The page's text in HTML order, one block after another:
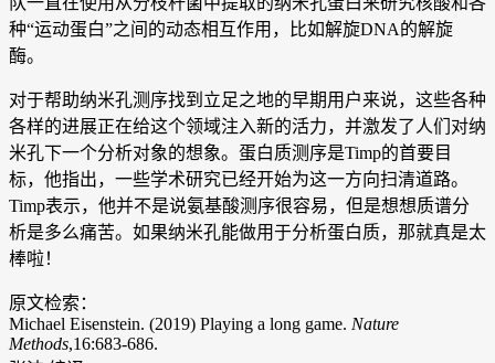
种“运动蛋白”之间的动态相互作用，比如解旋DNA的解旋
酶。
对于帮助纳米孔测序找到立足之地的早期用户来说，这些各种
各样的进展正在给这个领域注入新的活力，并激发了人们对纳
米孔下一个分析对象的想象。蛋白质测序是Timp的首要目
标，他指出，一些学术研究已经开始为这一方向扫清道路。
Timp表示，他并不是说氨基酸测序很容易，但是想想质谱分
析是多么痛苦。如果纳米孔能做用于分析蛋白质，那就真是太
棒啦！
原文检索：
Michael Eisenstein. (2019) Playing a long game. Nature
Methods,16:683-686.